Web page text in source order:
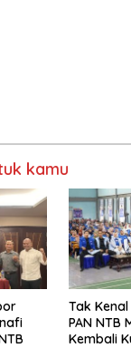
kamu
Tak
PAN NTB
Kembali